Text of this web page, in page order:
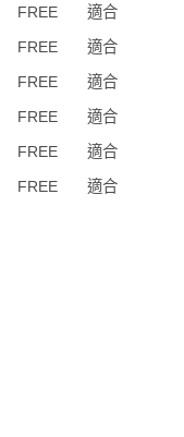
FREE
適合
FREE
適合
FREE
適合
FREE
適合
FREE
適合
FREE 適合